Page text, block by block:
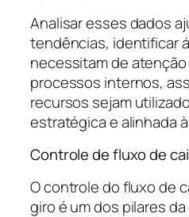
Analisar esses dados
tendências, identificar
necessitam de atenção
processos internos,
recursos sejam
estratégica e alinhada
Controle de fluxo de
O controle do fluxo de
giro é um dos pilares